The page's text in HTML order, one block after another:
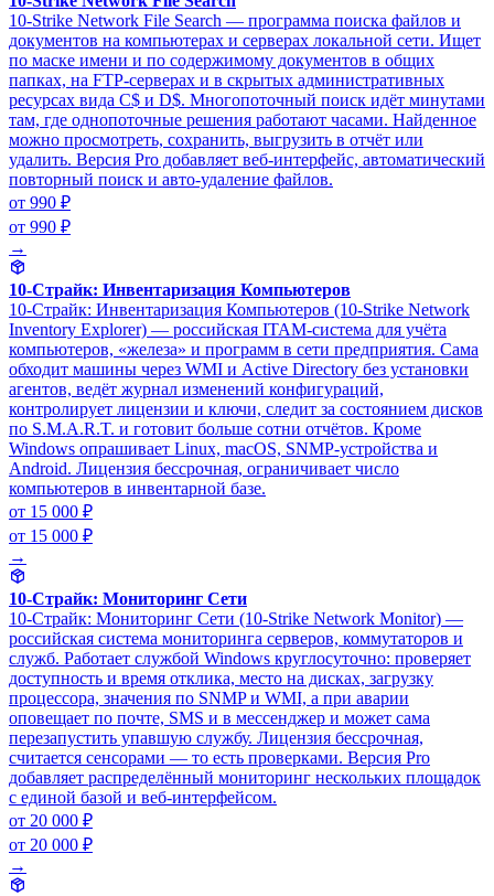
10-Strike Network File Search — программа поиска файлов и
документов на компьютерах и серверах локальной сети. Ищет
по маске имени и по содержимому документов в общих
папках, на FTP-серверах и в скрытых административных
ресурсах вида C$ и D$. Многопоточный поиск идёт минутами
там, где однопоточные решения работают часами. Найденное
можно просмотреть, сохранить, выгрузить в отчёт или
удалить. Версия Pro добавляет веб-интерфейс, автоматический
повторный поиск и авто-удаление файлов.
от 990 ₽
от 990 ₽
→
10-Страйк: Инвентаризация Компьютеров
10-Страйк: Инвентаризация Компьютеров (10-Strike Network
Inventory Explorer) — российская ITAM-система для учёта
компьютеров, «железа» и программ в сети предприятия. Сама
обходит машины через WMI и Active Directory без установки
агентов, ведёт журнал изменений конфигураций,
контролирует лицензии и ключи, следит за состоянием дисков
по S.M.A.R.T. и готовит больше сотни отчётов. Кроме
Windows опрашивает Linux, macOS, SNMP-устройства и
Android. Лицензия бессрочная, ограничивает число
компьютеров в инвентарной базе.
от 15 000 ₽
от 15 000 ₽
→
10-Страйк: Мониторинг Сети
10-Страйк: Мониторинг Сети (10-Strike Network Monitor) —
российская система мониторинга серверов, коммутаторов и
служб. Работает службой Windows круглосуточно: проверяет
доступность и время отклика, место на дисках, загрузку
процессора, значения по SNMP и WMI, а при аварии
оповещает по почте, SMS и в мессенджер и может сама
перезапустить упавшую службу. Лицензия бессрочная,
считается сенсорами — то есть проверками. Версия Pro
добавляет распределённый мониторинг нескольких площадок
с единой базой и веб-интерфейсом.
от 20 000 ₽
от 20 000 ₽
→